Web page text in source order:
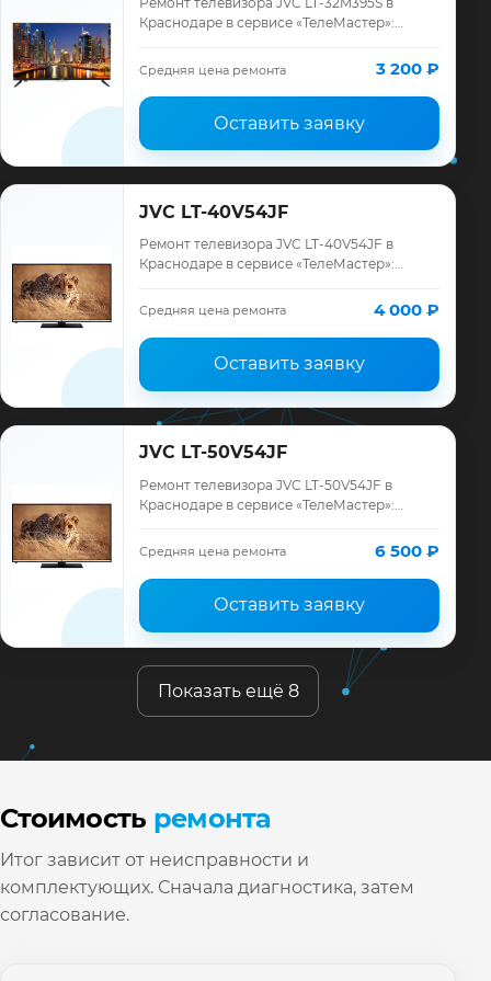
Краснодаре в сервисе «ТелеМастер»:
ремонта, запчасти и гарантия до 12
месяцев.
Средняя цена ремонта 3 200 ₽
Оставить заявку
JVC LT-40V54JF
Ремонт телевизора JVC LT-40V54JF в
Краснодаре в сервисе «ТелеМастер»:
ремонта, запчасти и гарантия до 12
Средняя цена ремонта 4 000 ₽
Оставить заявку
JVC LT-50V54JF
Ремонт телевизора JVC LT-50V54JF в
Краснодаре в сервисе «ТелеМастер»:
ремонта, запчасти и гарантия до 12
месяцев.
Средняя цена ремонта 6 500 ₽
Оставить заявку
Показать ещё 8
Стоимость ремонта
Итог зависит от неисправности и
комплектующих. Сначала диагностика, затем
согласование.